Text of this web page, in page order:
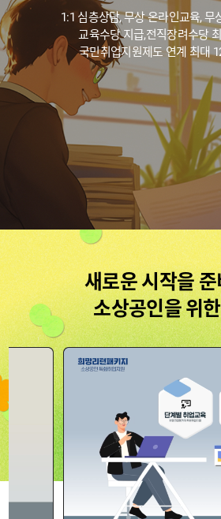
1:1 심층상담, 무상 온라인교육, 무
교육수당 지급,전직장려수당
국민취업지원제도 연계 최대
새로운 시작을
소상공인을 위